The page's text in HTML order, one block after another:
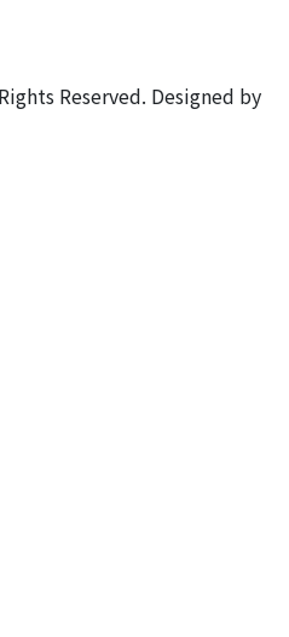
Reserved. Designed by